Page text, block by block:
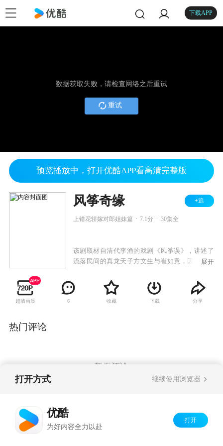
下载APP
数据获取失败，请检查网络之后重试
重试
预览播放中，打开优酷APP看高清完整版
风筝奇缘 +追
上错花轿嫁对郎姐妹篇 7.1分 30集全
该剧取材自清代李渔的戏剧《风筝误》，讲述了
流落民间的真龙天子方文生与崔如意，因风筝引
展开
超清画质 6 收藏 下载 分享
热门评论
暂无评论
打开方式 继续使用浏览器
优酷
为好内容全力以赴
打开